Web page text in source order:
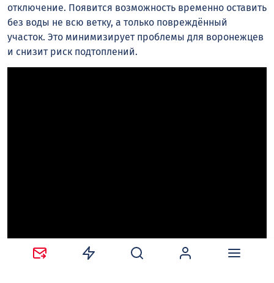
отключение. Появится возможность временно оставить
без воды не всю ветку, а только повреждённый
участок. Это минимизирует проблемы для воронежцев
и снизит риск подтоплений.